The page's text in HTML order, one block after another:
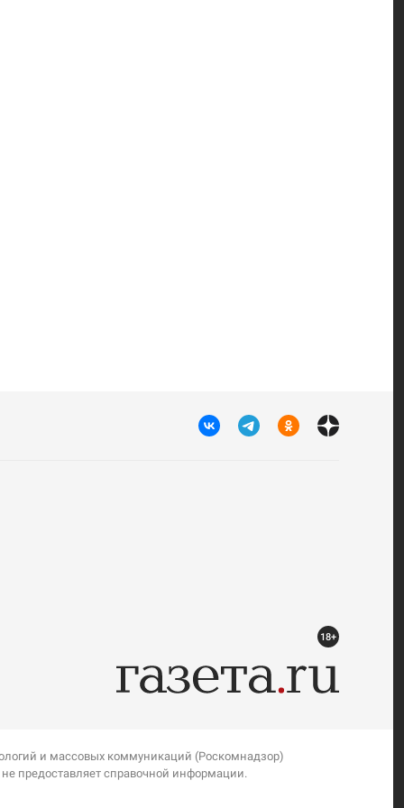
18+
и массовых коммуникаций (Роскомнадзор)
предоставляет справочной информации.